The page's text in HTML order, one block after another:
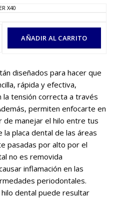
X40
AÑADIR AL CARRITO
diseñados para hacer que
rápida y efectiva,
la tensión correcta a través
permiten enfocarte en
de manejar el hilo entre tus
placa dental de las áreas
pasadas por alto por el
no es removida
inflamación en las
periodontales.
dental puede resultar